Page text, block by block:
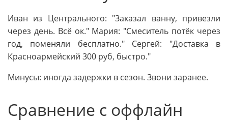
Иван из Центрального: "Заказал ванну, привезли
через день. Всё ок." Мария: "Смеситель потёк через
год, поменяли бесплатно." Сергей: "Доставка в
Красноармейский 300 руб, быстро."
Минусы: иногда задержки в сезон. Звони заранее.
Сравнение с оффлайн